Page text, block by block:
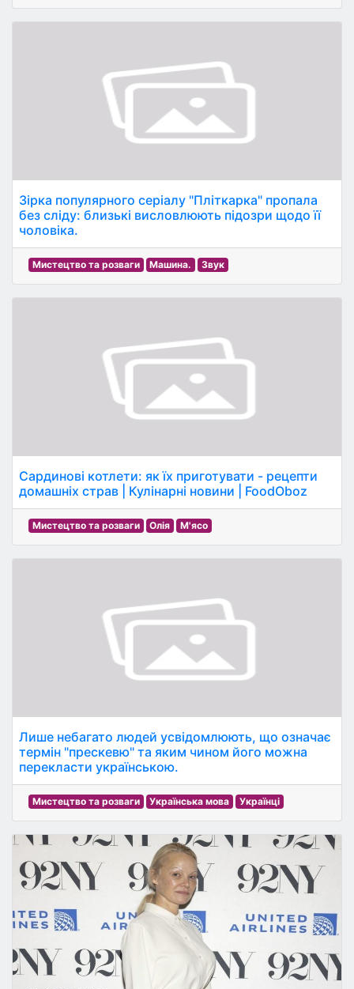
Зірка популярного серіалу "Пліткарка" пропала
без сліду: близькі висловлюють підозри щодо її
чоловіка.
Мистецтво та розваги Машина. Звук
Сардинові котлети: як їх приготувати - рецепти
домашніх страв | Кулінарні новини | FoodOboz
Мистецтво та розваги Олія М'ясо
Лише небагато людей усвідомлюють, що означає
термін "прескевю" та яким чином його можна
перекласти українською.
Мистецтво та розваги Українська мова Українці